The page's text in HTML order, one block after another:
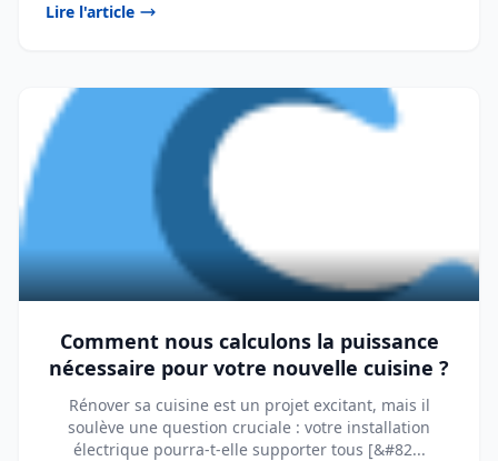
Lire l'article
Comment nous calculons la puissance
nécessaire pour votre nouvelle cuisine ?
Rénover sa cuisine est un projet excitant, mais il
soulève une question cruciale : votre installation
électrique pourra-t-elle supporter tous [&#82...